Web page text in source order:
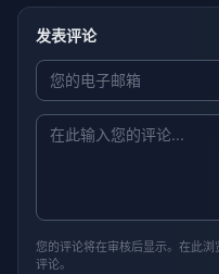
发表评论
您的评论将在审核后显示。在此
评论。